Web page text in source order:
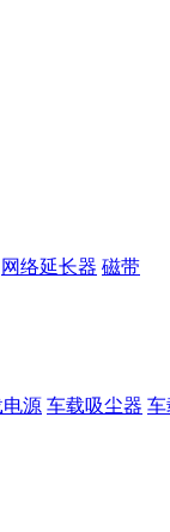
网络延长器 磁带
源 车载吸尘器 车